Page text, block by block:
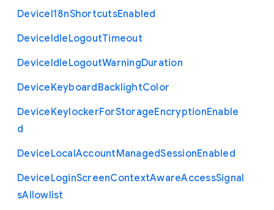
DeviceI18nShortcutsEnabled
DeviceIdleLogoutTimeout
DeviceIdleLogoutWarningDuration
DeviceKeyboardBacklightColor
DeviceKeylockerForStorageEncryptionEnable
d
DeviceLocalAccountManagedSessionEnabled
DeviceLoginScreenContextAwareAccessSignal
sAllowlist